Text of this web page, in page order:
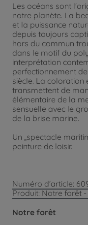
Les océans sont
notre planète. La
et la puissance
depuis toujours
hors du commun
dans le motif du
interprétation
perfectionnement
siècle. La
transmettent de
élémentaire de la
sensuelle avec le
de la brise marine.
Un „spectacle
peinture de loisir.
Numéro d'article:
Produit: Notre forêt
Notre forêt